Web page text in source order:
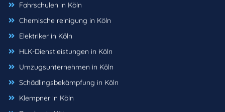
Fahrschulen in Köln
Chemische reinigung in Köln
Elektriker in Köln
HLK-Dienstleistungen in Köln
Umzugsunternehmen in Köln
Schädlingsbekämpfung in Köln
Klempner in Köln